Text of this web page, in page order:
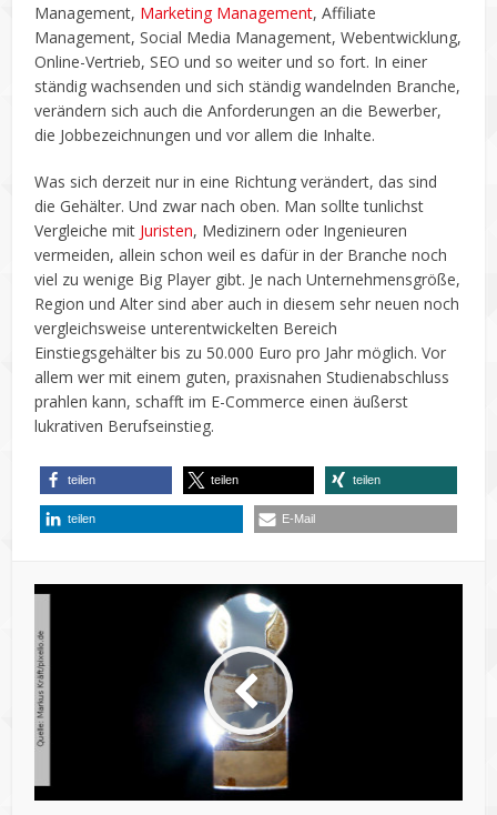
Management, Marketing Management, Affiliate
Management, Social Media Management, Webentwicklung,
Online-Vertrieb, SEO und so weiter und so fort. In einer
ständig wachsenden und sich ständig wandelnden Branche,
verändern sich auch die Anforderungen an die Bewerber,
die Jobbezeichnungen und vor allem die Inhalte.
Was sich derzeit nur in eine Richtung verändert, das sind
die Gehälter. Und zwar nach oben. Man sollte tunlichst
Vergleiche mit Juristen, Medizinern oder Ingenieuren
vermeiden, allein schon weil es dafür in der Branche noch
viel zu wenige Big Player gibt. Je nach Unternehmensgröße,
Region und Alter sind aber auch in diesem sehr neuen noch
vergleichsweise unterentwickelten Bereich
Einstiegsgehälter bis zu 50.000 Euro pro Jahr möglich. Vor
allem wer mit einem guten, praxisnahen Studienabschluss
prahlen kann, schafft im E-Commerce einen äußerst
lukrativen Berufseinstieg.
teilen teilen teilen
teilen E-Mail